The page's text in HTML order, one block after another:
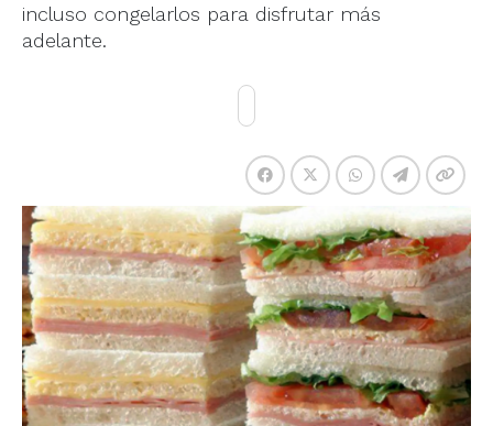
incluso congelarlos para disfrutar más
adelante.